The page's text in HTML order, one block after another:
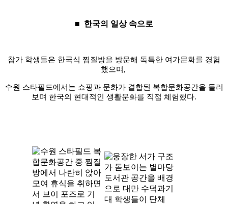
■ 한국의 일상 속으로
참가 학생들은 한국식 찜질방을 방문해 독특한 여가문화를 경험
했으며 ,
수원 스타필드에서는 쇼핑과 문화가 결합된 복합문화공간을 둘러
보며 한국의 현대적인 생활문화를 직접 체험했다.